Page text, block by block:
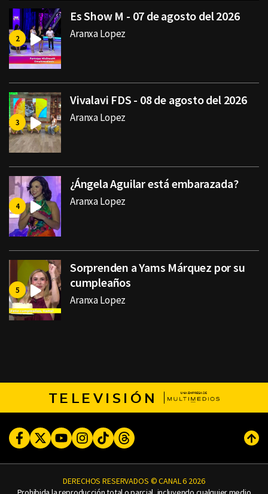
Es Show M - 07 de agosto del 2026
Aranxa Lopez
Vivalavi FDS - 08 de agosto del 2026
Aranxa Lopez
¿Ángela Aguilar está embarazada?
Aranxa Lopez
Sorprenden a Yams Márquez por su
cumpleaños
Aranxa Lopez
TELEVISIÓN
FacebookTwitterYoutubeInstagram
TikTokThreads
DERECHOS RESERVADOS © CANAL 6 2026